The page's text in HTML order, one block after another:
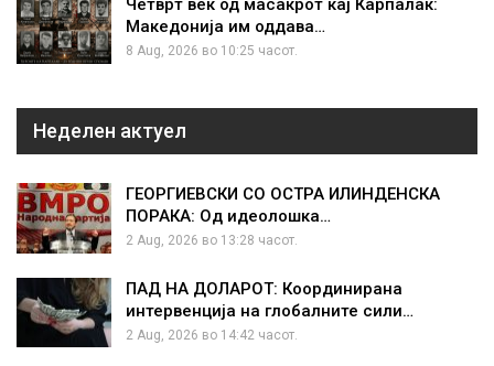
Четврт век од масакрот кај Карпалак:
Македонија им оддава…
8 Aug, 2026 во 10:25 часот.
Неделен актуел
ГЕОРГИЕВСКИ СО ОСТРА ИЛИНДЕНСКА
ПОРАКА: Од идеолошка…
2 Aug, 2026 во 13:28 часот.
ПАД НА ДОЛАРОТ: Координирана
интервенција на глобалните сили…
2 Aug, 2026 во 14:42 часот.